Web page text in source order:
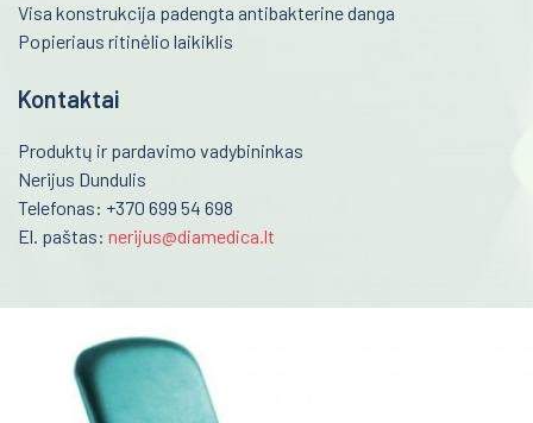
Stereo-elektroencefalografija (SEEG)
Veterinarija
Gyvybės mokslai
Mėginių transportavimo sistemos/Laboratorijos
Visa konstrukcija padengta antibakterine danga
Popieriaus ritinėlio laikiklis
Kontaktai
Produktų ir pardavimo vadybininkas
Nerijus Dundulis
Telefonas: +370 699 54 698
El. paštas: nerijus@diamedica.lt